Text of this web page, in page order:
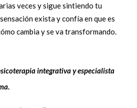
veces y sigue sintiendo tu
exista y confía en que es
cambia y se va transformando.
integrativa y especialista